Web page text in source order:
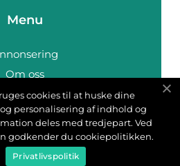
Menu
Om oss
Cookies
oss
Sitemap
cookies til at huske dine
personalisering af indhold og
deles med tredjepart. Ved
godkender du cookiepolitikken.
Privatlivspolitik